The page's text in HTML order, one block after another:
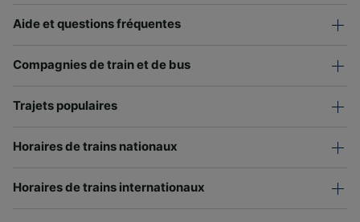
Aide et questions fréquentes
Compagnies de train et de bus
Trajets populaires
Horaires de trains nationaux
Horaires de trains internationaux